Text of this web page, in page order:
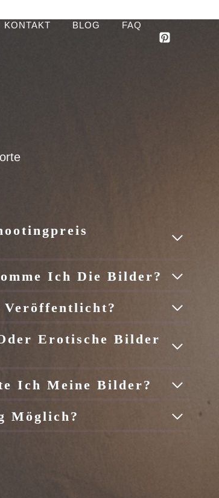
KONTAKT BLOG FAQ
Ich Die Bilder?
Erotische Bilder
Ich Meine Bilder?
Möglich?